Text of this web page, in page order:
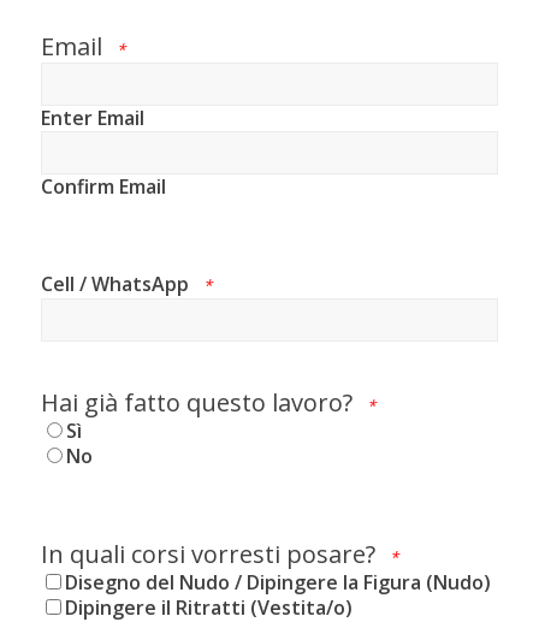
Email *
Enter Email
Confirm Email
Cell / WhatsApp *
Hai già fatto questo lavoro? *
Sì
No
In quali corsi vorresti posare? *
Disegno del Nudo / Dipingere la Figura (Nudo)
Dipingere il Ritratti (Vestita/o)